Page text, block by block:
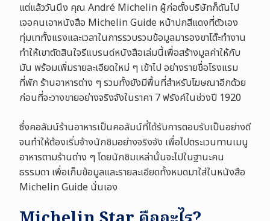
แต่แล้ววันนึง คุณ André Michelin ผู้ก่อตั้งบริษัทก็ดันไป
เจอคนเอาหนังสือ Michelin Guide หน้าปกสีแดงที่ตัวเอง
ทุ่มเททั้งแรงและเวลาในการรวบรวมข้อมูลมารองขาโต๊ะทำงาน
ทำให้เขาตัดสินใจรีแบรนด์หนังสือเล่มนี้เพื่อสร้างมูลค่าให้กับ
มัน พร้อมเพิ่มรายละเอียดใหม่ ๆ เข้าไป อย่างรายชื่อโรงแรม
ที่พัก ร้านอาหารต่าง ๆ รวมทั้งยังมีพื้นที่สำหรับโฆษณาอีกด้วย
ก่อนที่จะวางขายอย่างจริงจังในราคา 7 ฟรังค์ในช่วงปี 1920
ซึ่งคอลัมน์ร้านอาหารเป็นคอลัมน์ที่ได้รับการตอบรับเป็นอย่างดี
จนทำให้ต้องเริ่มจ้างนักชิมอย่างจริงจัง เพื่อไปตระเวนทานเมนู
อาหารตามร้านต่าง ๆ โดยนักชิมเหล่านั้นจะไปในฐานะคน
ธรรมดา เพื่อเก็บข้อมูลและรายละเอียดทั้งหมดมาใส่ในหนังสือ
Michelin Guide นั่นเอง